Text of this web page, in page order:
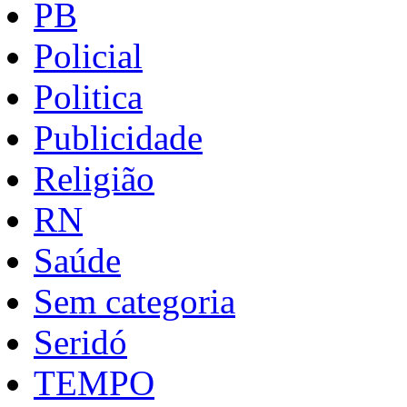
PB
Policial
Politica
Publicidade
Religião
RN
Saúde
Sem categoria
Seridó
TEMPO